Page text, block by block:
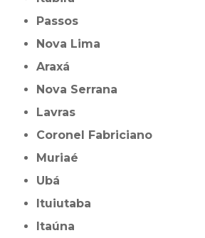
Passos
Nova Lima
Araxá
Nova Serrana
Lavras
Coronel Fabriciano
Muriaé
Ubá
Ituiutaba
Itaúna